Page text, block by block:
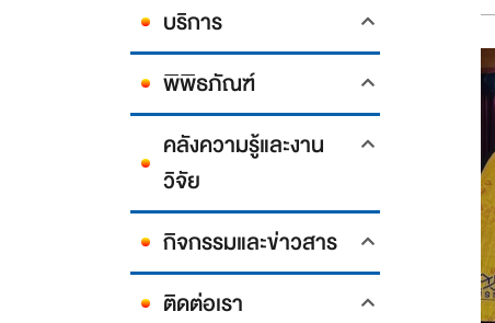
บริการ
พิพิธภัณฑ์
คลังความรู้และงาน
วิจัย
กิจกรรมและข่าวสาร
ติดต่อเรา